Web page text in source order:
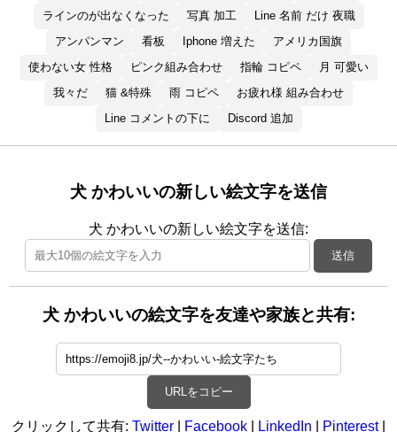
ラインのが出なくなった 写真 加工
Line 名前 だけ 夜職
アンパンマン
看板 Iphone 増えた
アメリカ国旗
使わない女 性格
ピンク組み合わせ 指輪 コピペ
月 可愛い
我々だ
猫 &特殊 雨 コピペ
お疲れ様 組み合わせ
Line コメントの下に
Discord 追加
犬 かわいいの新しい絵文字を送信
犬 かわいいの新しい絵文字を送信:
送信
犬 かわいいの絵文字を友達や家族と共有:
URLをコピー
クリックして共有: Twitter Facebook LinkedIn Pinterest|